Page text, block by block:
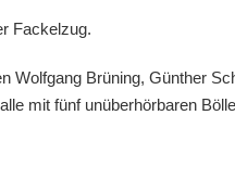
Fackelzug.
Wolfgang Brüning, Günther
mit fünf unüberhörbaren